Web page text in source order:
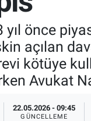
önce
açılan
kötüye
Avukat
22.05.2026 - 09:45
GÜNCELLEME